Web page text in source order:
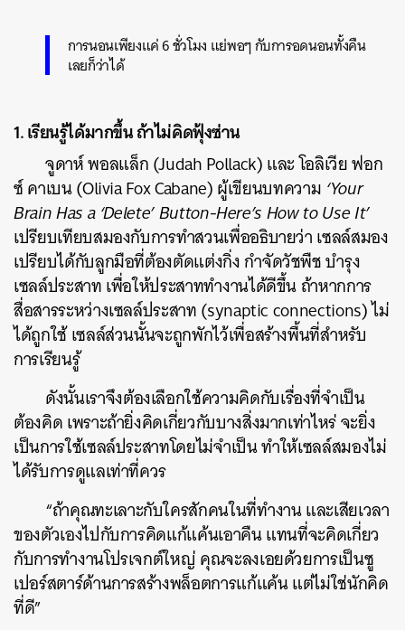
การนอนเพียงแค่ 6 ชั่วโมง แย่พอๆ กับการอดนอนทั้งคืน
เลยก็ว่าได้
1. เรียนรู้ได้มากขึ้น ถ้าไม่คิดฟุ้งซ่าน
จูดาห์ พอลแล็ก (Judah Pollack) และ โอลิเวีย ฟอก
ซ์ คาเบน (Olivia Fox Cabane) ผู้เขียนบทความ ‘Your
Brain Has a ‘Delete’ Button-Here’s How to Use It’
เปรียบเทียบสมองกับการทำสวนเพื่ออธิบายว่า เซลล์สมอง
เปรียบได้กับลูกมือที่ต้องตัดแต่งกิ่ง กำจัดวัชพืช บำรุง
เซลล์ประสาท เพื่อให้ประสาททำงานได้ดีขึ้น ถ้าหากการ
สื่อสารระหว่างเซลล์ประสาท (synaptic connections) ไม่
ได้ถูกใช้ เซลล์ส่วนนั้นจะถูกพักไว้เพื่อสร้างพื้นที่สำหรับ
การเรียนรู้
ดังนั้นเราจึงต้องเลือกใช้ความคิดกับเรื่องที่จำเป็น
ต้องคิด เพราะถ้ายิ่งคิดเกี่ยวกับบางสิ่งมากเท่าไหร่ จะยิ่ง
เป็นการใช้เซลล์ประสาทโดยไม่จำเป็น ทำให้เซลล์สมองไม่
ได้รับการดูแลเท่าที่ควร
“ถ้าคุณทะเลาะกับใครสักคนในที่ทำงาน และเสียเวลา
ของตัวเองไปกับการคิดแก้แค้นเอาคืน แทนที่จะคิดเกี่ยว
กับการทำงานโปรเจกต์ใหญ่ คุณจะลงเอยด้วยการเป็นซู
เปอร์สตาร์ด้านการสร้างพล็อตการแก้แค้น แต่ไม่ใช่นักคิด
ที่ดี”